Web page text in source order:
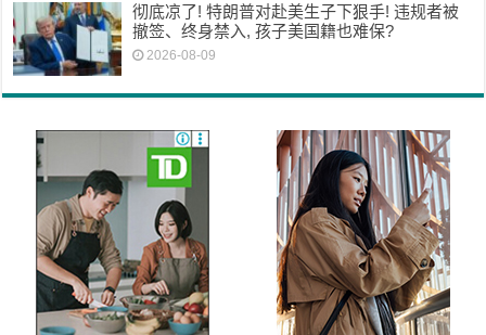
彻底凉了! 特朗普对赴美生子下狠手! 违规者被
撤签、终身禁入, 孩子美国籍也难保?
2026-08-09